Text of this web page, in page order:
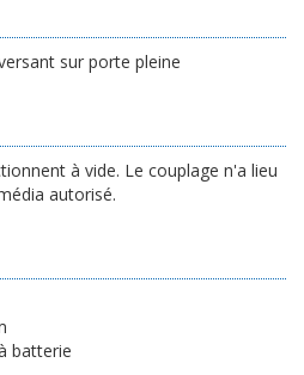
sur porte pleine
à vide. Le couplage n'a lieu
autorisé.
batterie